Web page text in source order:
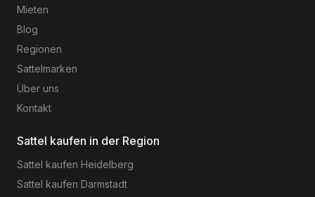
Mieten
Blog
Regionen
Sattelmarken
Über uns
Kontakt
Sattel kaufen in der Region
Sattel kaufen Heidelberg
Sattel kaufen Darmstadt